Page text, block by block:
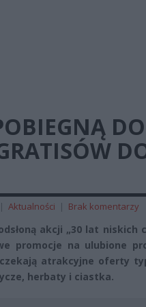
DO
| Aktualności | Brak komentarzy
akcji „30 lat niskich
promocje na ulubione
atrakcyjne oferty
herbaty i ciastka.